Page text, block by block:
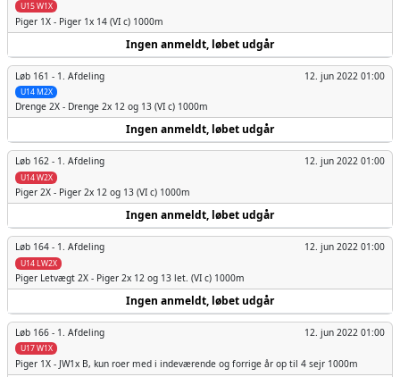
U15 W1X
Piger 1X - Piger 1x 14 (VI c) 1000m
Ingen anmeldt, løbet udgår
Løb 161 - 1. Afdeling 12. jun 2022 01:00
U14 M2X
Drenge 2X - Drenge 2x 12 og 13 (VI c) 1000m
Ingen anmeldt, løbet udgår
Løb 162 - 1. Afdeling 12. jun 2022 01:00
U14 W2X
Piger 2X - Piger 2x 12 og 13 (VI c) 1000m
Ingen anmeldt, løbet udgår
Løb 164 - 1. Afdeling 12. jun 2022 01:00
U14 LW2X
Piger Letvægt 2X - Piger 2x 12 og 13 let. (VI c) 1000m
Ingen anmeldt, løbet udgår
Løb 166 - 1. Afdeling 12. jun 2022 01:00
U17 W1X
Piger 1X - JW1x B, kun roer med i indeværende og forrige år op til 4 sejr 1000m